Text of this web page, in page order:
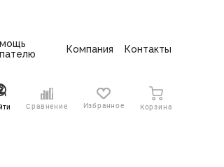
Компания Контакты
Сравнение Избранное Корзина